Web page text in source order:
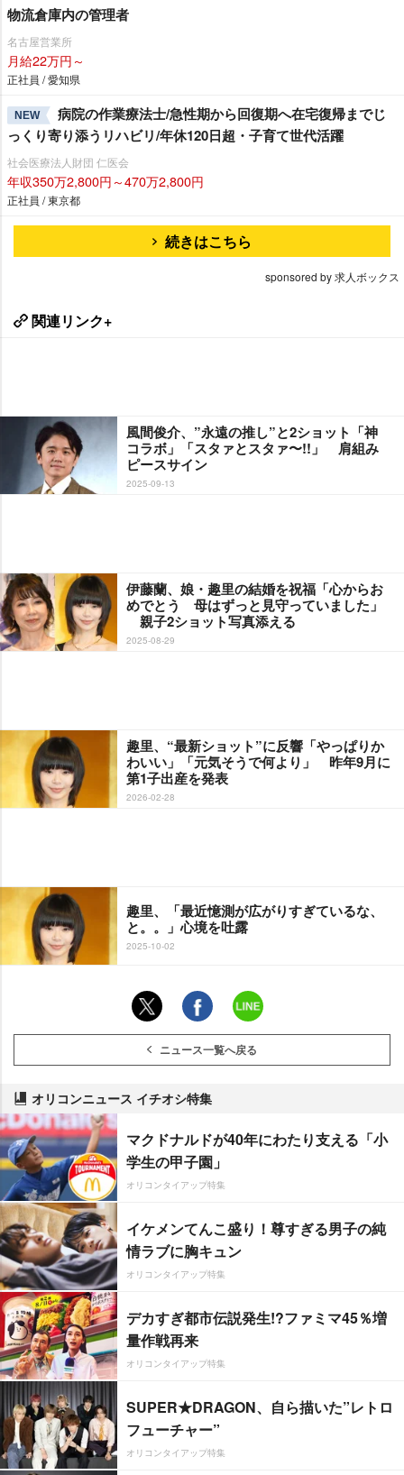
物流倉庫内の管理者
名古屋営業所
月給22万円～
正社員 / 愛知県
NEW
病院の作業療法士/急性期から回復期へ在宅復帰までじ
っくり寄り添うリハビリ/年休120日超・子育て世代活躍
社会医療法人財団 仁医会
年収350万2,800円～470万2,800円
正社員 / 東京都
続きはこちら
sponsored by 求人ボックス
関連リンク+
風間俊介、”永遠の推し”と2ショット「神
コラボ」「スタァとスタァ〜!!」 肩組み
ピースサイン
2025-09-13
伊藤蘭、娘・趣里の結婚を祝福「心からお
めでとう 母はずっと見守っていました」
親子2ショット写真添える
2025-08-29
趣里、“最新ショット”に反響「やっぱりか
わいい」「元気そうで何より」 昨年9月に
第1子出産を発表
2026-02-28
趣里、「最近憶測が広がりすぎているな、
と。。」心境を吐露
2025-10-02
ニュース一覧へ戻る
オリコンニュース イチオシ特集
マクドナルドが40年にわたり支える「小
学生の甲子園」
オリコンタイアップ特集
イケメンてんこ盛り！尊すぎる男子の純
情ラブに胸キュン
オリコンタイアップ特集
デカすぎ都市伝説発生!?ファミマ45％増
量作戦再来
オリコンタイアップ特集
SUPER★DRAGON、自ら描いた”レトロ
フューチャー”
オリコンタイアップ特集